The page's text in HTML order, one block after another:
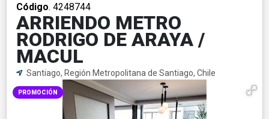
Código. 4248744
ARRIENDO METRO
RODRIGO DE ARAYA /
MACUL
Santiago, Región Metropolitana de Santiago, Chile
PROMOCIÓN